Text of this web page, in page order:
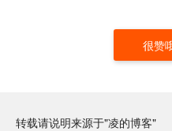
很赞
转载请说明来源于"凌的博客"